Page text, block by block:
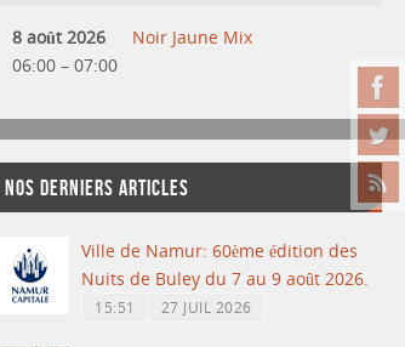
8 août 2026
06:00 – 07:00
Noir Jaune Mix
NOS DERNIERS ARTICLES
Ville de Namur: 60ème édition des
Nuits de Buley du 7 au 9 août 2026.
15:51 27 JUIL 2026